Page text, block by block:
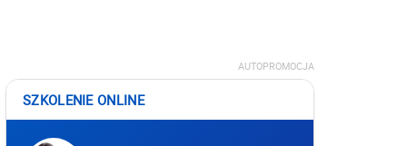
AUTOPROMOCJA
SZKOLENIE ONLINE